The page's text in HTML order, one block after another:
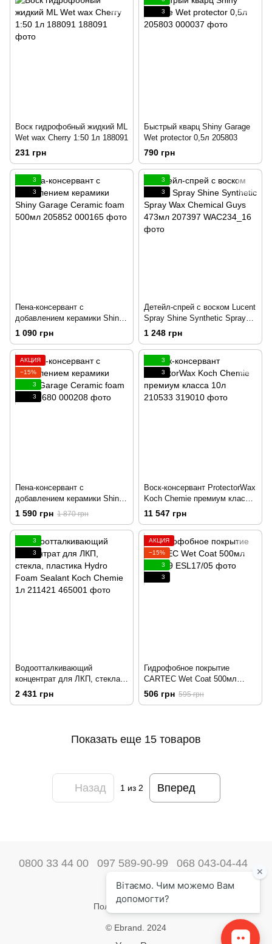
Воск гидрофобный жидкий ML
Wet wax Cherry 1:50 1л 188091
231 грн
3
Быстрый кварц Shiny Garage
Wet protector 0,5л 205803
790 грн
3
3
Пена-консервант с
добавлением керамики Shiny
Garage Ceramic foam 500мл
1 090 грн
3
3
Детейл-спрей с воском Lucent
Spray Shine Synthetic Spray
Wax Chemical Guys 473мл
1 248 грн
АКЦИЯ
−15%
3
3
Пена-консервант с
добавлением керамики Shiny
Garage Ceramic foam 1л
1 590 грн 1 870 грн
3
3
Воск-консервант ProtectorWax
Koch Chemie премиум класса
10л 210533
11 547 грн
3
3
Водоотталкивающий
концентрат для ЛКП, стекла,
пластика Hydro Foam Sealant
Koch Chemie 1л 211421
2 431 грн
АКЦИЯ
−15%
3
3
Гидрофобное покрытие
CARTEC Wet Coat 500мл
212669
506 грн 595 грн
Показать еще 15 товаров
Назад 1из 2 Вперед
0800 33 44 00 097 589-90-99 068 043-04-44
Наши контакты
Полная версия сайта
© Ebrand. 2024